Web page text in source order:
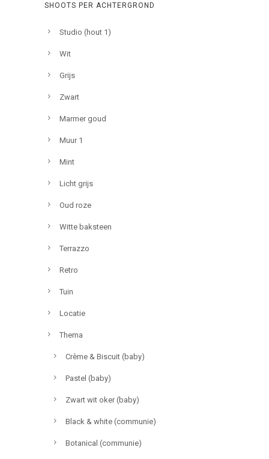
SHOOTS PER ACHTERGROND
Studio (hout 1)
Wit
Grijs
Zwart
Marmer goud
Muur 1
Mint
Licht grijs
Oud roze
Witte baksteen
Terrazzo
Retro
Tuin
Locatie
Thema
Crème & Biscuit (baby)
Pastel (baby)
Zwart wit oker (baby)
Black & white (communie)
Botanical (communie)